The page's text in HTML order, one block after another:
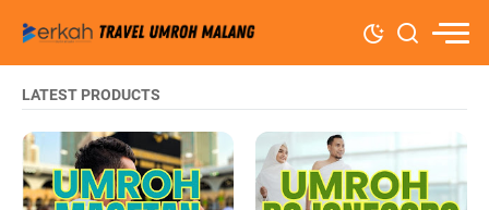
LATEST PRODUCTS